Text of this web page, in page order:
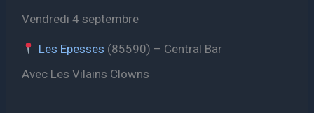
Vendredi 4 septembre
Les Epesses (85590) – Central Bar
Avec Les Vilains Clowns